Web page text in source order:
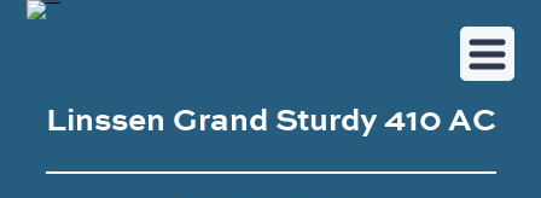
Linssen Grand Sturdy 410 AC